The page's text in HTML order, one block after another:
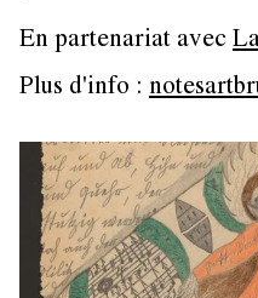
En partenariat avec
Plus d'info :